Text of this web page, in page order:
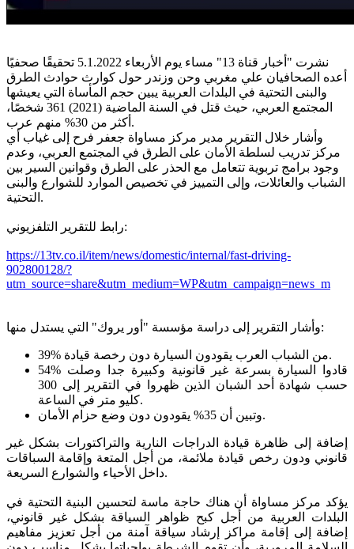
نشرت "أخبار قناة 13" مساء يوم الأربعاء 5.1.2022 تحقيقًا صحفيًا
أعده الصحافيان علي مغربي وحن وزندر حول كوارث حوادث الطرق
والبنى التحتية في البلدات العربية يبين حجم المأساة التي يعيشها
المجتمع العربي، حيث قتل في السنة الماضية (2021) 361 شخصًا،
أكثر من 30% منهم عرب.
وأشار خلال التقرير مدير مركز مساواة جعفر فرح إلى غياب أي
مركز تدريب لسلطة الأمان على الطرق في المجتمع العربي، وعدم
وجود برامج تربوية تتعامل مع الحذر على الطرق وقوانين السير بين
الشباب والعائلات، وإلى التمييز في تخصيص الموارد للشوارع والبنى
التحتية.
رابط للتقرير التلفزيوني:
https://13tv.co.il/item/news/domestic/internal/fast-driving-
902800128/?
utm_source=share&utm_medium=WP&utm_campaign=news_m
وأشار التقرير إلى دراسة مؤسسة "أور يروك" التي يستدل منها:
39% من الشباب العرب يقودون السيارة دون رخصة قيادة.
54% قادوا السيارة بسرعة غير قانونية وكبيرة جدا وصلت
حسب شهادة أحد الشبان الذين ظهروا في التقرير إلى 300
كليو متر في الساعة.
وتبين أن 35% يقودون دون وضع حزام الأمان.
إضافة إلى ظاهرة قيادة الدراجات النارية والتراكتورات بشكل غير
قانوني ودون رخص قيادة ملائمة، من أجل المتعة وإقامة السباقات
داخل الأحياء والشوارع السريعة.
يؤكد مركز مساواة أن هناك حاجة ماسة لتحسين البنية التحتية في
البلدات العربية من أجل كبح ظواهر السياقة بشكل غير قانوني،
إضافة إلى إقامة مراكز إرشاد سياقة آمنة من أجل تعزيز مفاهيم